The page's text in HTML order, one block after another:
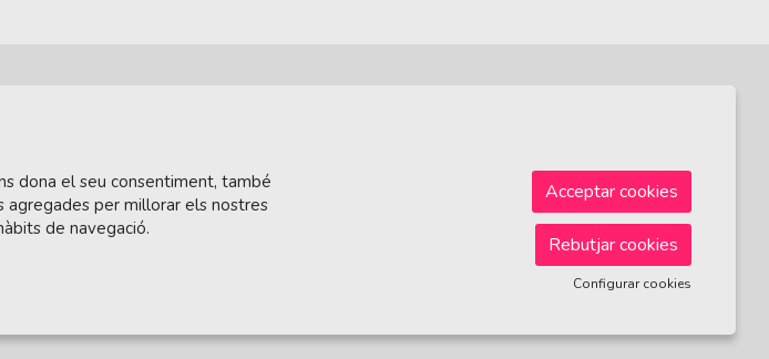
dona el seu consentiment, també
per millorar els nostres
de navegació.
Acceptar cookies
Rebutjar cookies
Configurar cookies